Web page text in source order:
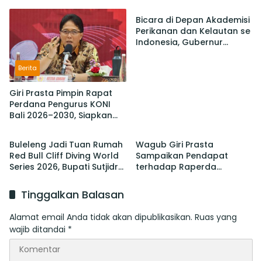
Stabilitas dan Mendorong
Pertumbuhan Ekonomi Bali
Berita
Giri Prasta Pimpin Rapat
Perdana Pengurus KONI
Bali 2026–2030, Siapkan
Bicara di Depan Akademisi
Perikanan dan Kelautan se
Indonesia, Gubernur
Berita
Buleleng Jadi Tuan Rumah
Red Bull Cliff Diving World
Series 2026, Bupati Sutjidra:
Wisata Bali Utara
Wagub Giri Prasta
Sampaikan Pendapat
terhadap Raperda
Tinggalkan Balasan
Alamat email Anda tidak akan dipublikasikan. Ruas yang
wajib ditandai *